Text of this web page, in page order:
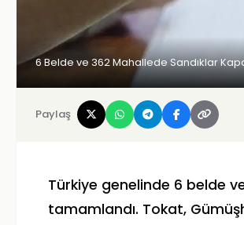
6 Belde ve 362 Mahallede Sandıklar
Paylaş
Türkiye genelinde 6 belde
tamamlandı. Tokat,